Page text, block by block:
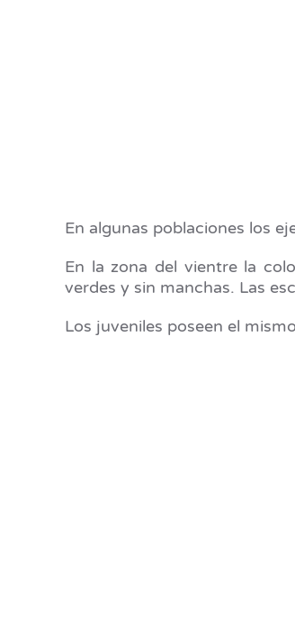
En algunas poblaciones los
En la zona del vientre la
verdes y sin manchas. Las
Los juveniles poseen el